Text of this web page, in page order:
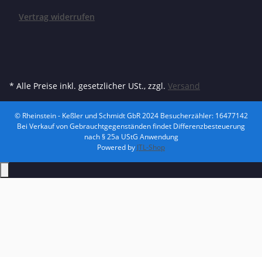
Vertrag widerrufen
* Alle Preise inkl. gesetzlicher USt., zzgl. Versand
© Rheinstein - Keßler und Schmidt GbR 2024Besucherzähler: 16477142
Bei Verkauf von Gebrauchtgegenständen findet Differenzbesteuerung
nach § 25a UStG Anwendung
Powered by JTL-Shop